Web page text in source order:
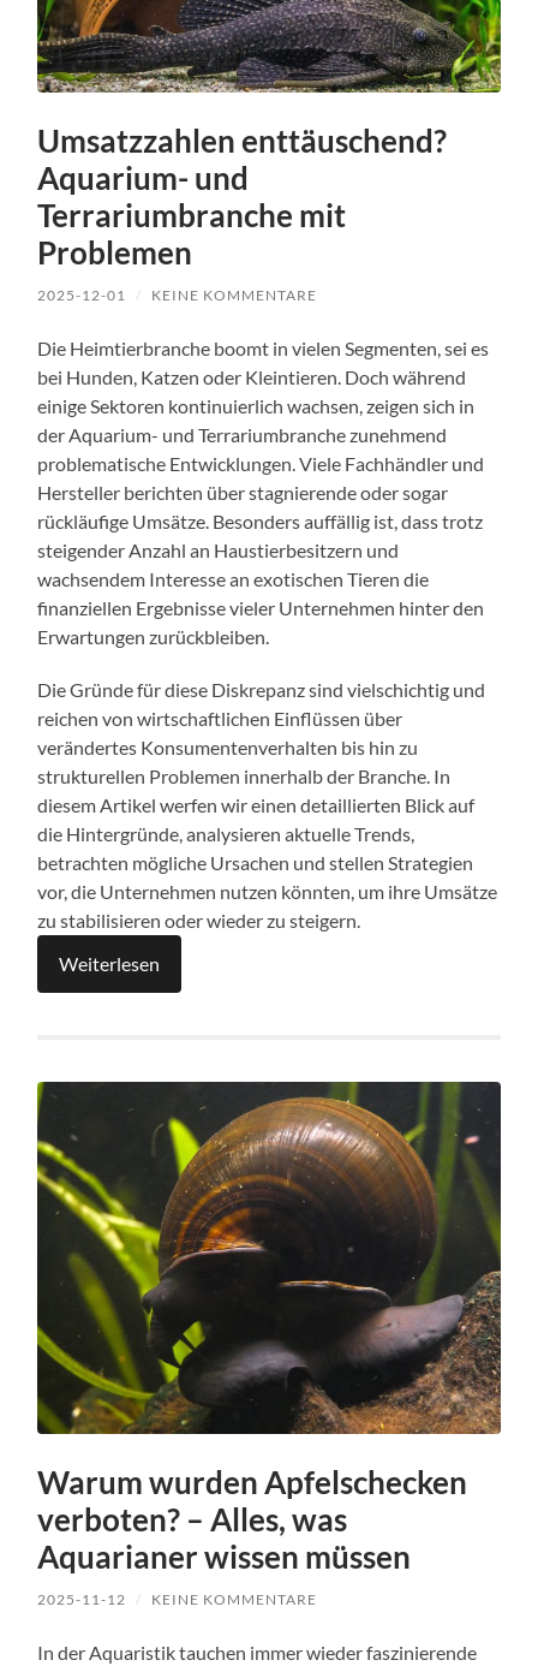
Umsatzzahlen enttäuschend?
Aquarium- und
Terrariumbranche mit
Problemen
2025-12-01 / KEINE KOMMENTARE
Die Heimtierbranche boomt in vielen Segmenten, sei es
bei Hunden, Katzen oder Kleintieren. Doch während
einige Sektoren kontinuierlich wachsen, zeigen sich in
der Aquarium- und Terrariumbranche zunehmend
problematische Entwicklungen. Viele Fachhändler und
Hersteller berichten über stagnierende oder sogar
rückläufige Umsätze. Besonders auffällig ist, dass trotz
steigender Anzahl an Haustierbesitzern und
wachsendem Interesse an exotischen Tieren die
finanziellen Ergebnisse vieler Unternehmen hinter den
Erwartungen zurückbleiben.
Die Gründe für diese Diskrepanz sind vielschichtig und
reichen von wirtschaftlichen Einflüssen über
verändertes Konsumentenverhalten bis hin zu
strukturellen Problemen innerhalb der Branche. In
diesem Artikel werfen wir einen detaillierten Blick auf
die Hintergründe, analysieren aktuelle Trends,
betrachten mögliche Ursachen und stellen Strategien
vor, die Unternehmen nutzen könnten, um ihre Umsätze
zu stabilisieren oder wieder zu steigern.
Weiterlesen
Warum wurden Apfelschecken
verboten? – Alles, was
Aquarianer wissen müssen
2025-11-12 / KEINE KOMMENTARE
In der Aquaristik tauchen immer wieder faszinierende